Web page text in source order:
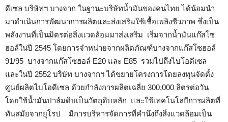
ดีเซล บริษัทฯ บางจาก ในฐานะบริษัทน้ำมันของคนไทย ได้น้อมนำ
มาดำเนินการพัฒนาการผลิตและส่งเสริมใช้เชื้อเพลิงชีวภาพ ซึ่งเป็น
พลังงานที่เป็นมิตรต่อสิ่งแวดล้อมมาส่งเสริม เริ่มจากน้ำมันแก๊สโซ
ฮอล์ในปี 2545 โดยการจำหน่ายจากผลิตภัณฑ์บางจากแก๊สโซฮอล์
91/95 บางจากแก๊สโซฮอล์ E20 และ E85 รวมไปถึงไบโอดีเซล
และในปี 2552 บริษัท บางจากฯ ได้ขยายโครงการโดยลงทุนจัดตั้ง
ศูนย์ผลิตไบโอดีเซล ด้วยกำลังการผลิตเฉลี่ย 300,000 ลิตรต่อวัน
โดยใช้น้ำมันปาล์มดิบเป็นวัตถุดิบหลัก และใช้เทคโนโลยีการผลิตที่
ทันสมัยจากยุโรป มีการบริหารจัดการที่คำนึงถึงสิ่งแวดล้อมเป็น